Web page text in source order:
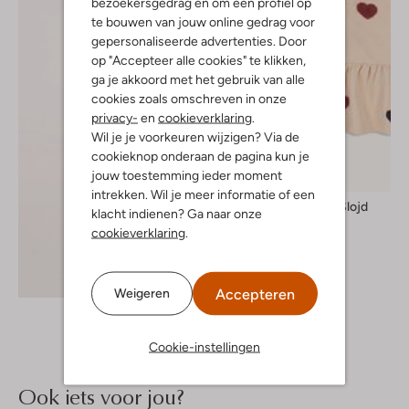
te bouwen van jouw online gedrag voor
gepersonaliseerde advertenties. Door
op "Accepteer alle cookies" te klikken,
ga je akkoord met het gebruik van alle
cookies zoals omschreven in onze
privacy- en cookieverklaring
Wil je je voorkeuren wijzigen? Via de
cookieknop onderaan de pagina kun je
jouw toestemming ieder moment
intrekken. Wil je meer informatie of een
klacht indienen? Ga naar onze
cookieverklaring
Weigeren Accepteren
Cookie-instellingen
Ontdek de look
Konges Slojd
Ook iets voor jou?